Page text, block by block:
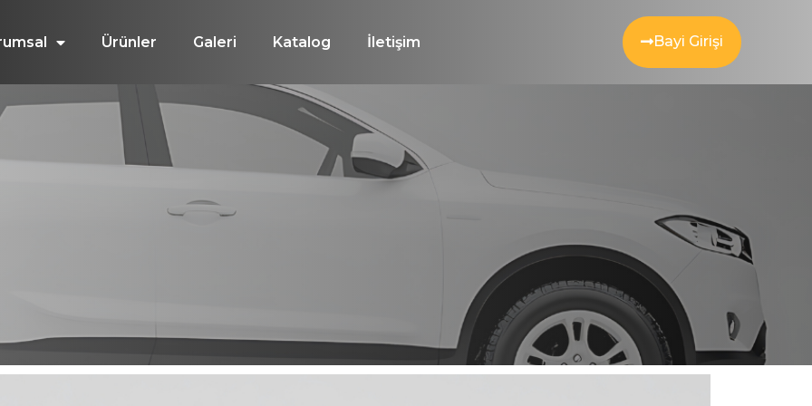
Ürünler Galeri Katalog İletişim Bayi Girişi